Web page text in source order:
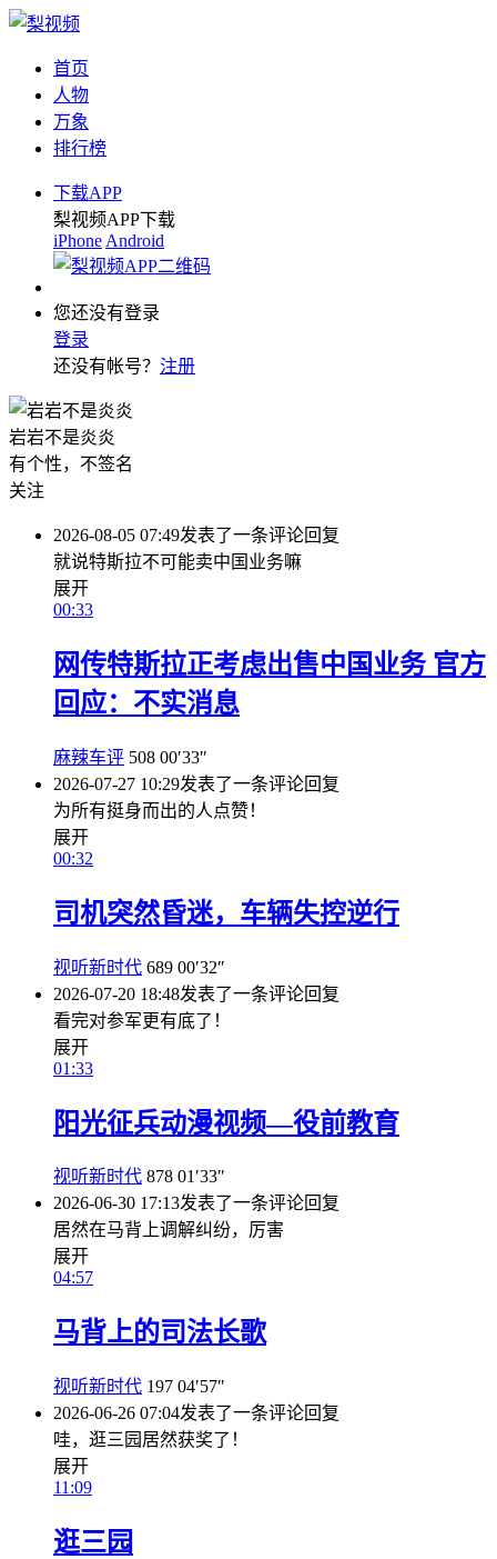
首页
人物
万象
排行榜
下载APP
梨视频APP下载
iPhone Android
您还没有登录
登录
还没有帐号？ 注册
岩岩不是炎炎
有个性，不签名
关注
2026-08-05 07:49发表了一条评论回复
就说特斯拉不可能卖中国业务嘛
展开
00:33
网传特斯拉正考虑出售中国业务 官方
回应：不实消息
麻辣车评 508 00′33″
2026-07-27 10:29发表了一条评论回复
为所有挺身而出的人点赞！
展开
00:32
司机突然昏迷，车辆失控逆行
视听新时代 689 00′32″
2026-07-20 18:48发表了一条评论回复
看完对参军更有底了！
展开
01:33
阳光征兵动漫视频—役前教育
视听新时代 878 01′33″
2026-06-30 17:13发表了一条评论回复
居然在马背上调解纠纷，厉害
展开
04:57
马背上的司法长歌
视听新时代 197 04′57″
2026-06-26 07:04发表了一条评论回复
哇，逛三园居然获奖了！
展开
11:09
逛三园